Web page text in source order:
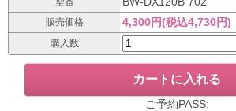
販売価格 4,300円(税込4,730円)
購入数
ご予約PASS: